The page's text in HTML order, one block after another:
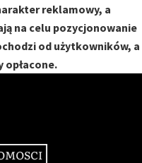
reklamowy, a
na celu pozycjonowanie
od użytkowników, a
opłacone.